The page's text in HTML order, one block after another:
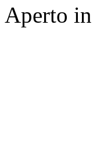
Aperto in